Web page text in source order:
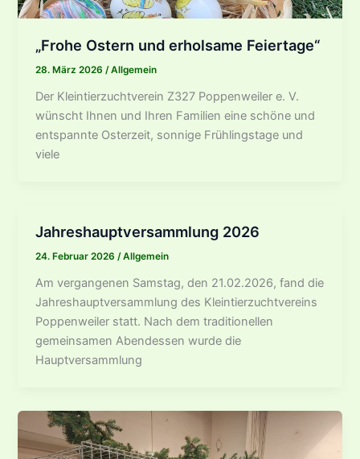
„Frohe Ostern und erholsame Feiertage“
28. März 2026/Allgemein
Der Kleintierzuchtverein Z327 Poppenweiler e. V.
wünscht Ihnen und Ihren Familien eine schöne und
entspannte Osterzeit, sonnige Frühlingstage und
viele
Jahreshauptversammlung 2026
24. Februar 2026/Allgemein
Am vergangenen Samstag, den 21.02.2026, fand die
Jahreshauptversammlung des Kleintierzuchtvereins
Poppenweiler statt. Nach dem traditionellen
gemeinsamen Abendessen wurde die
Hauptversammlung